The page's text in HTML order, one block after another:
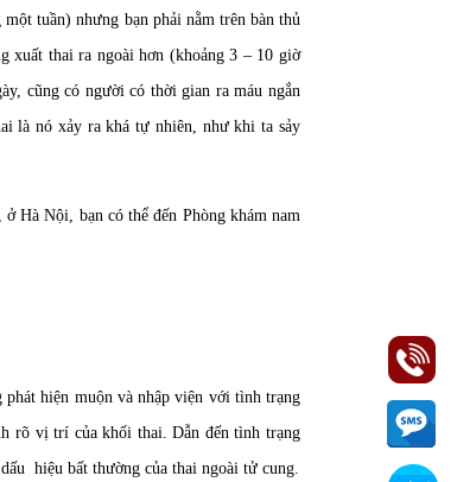
tuần) nhưng bạn phải nằm trên bàn thủ
xuất thai ra ngoài hơn (khoảng 3 – 10 giờ
cũng có người có thời gian ra máu ngắn
là nó xảy ra khá tự nhiên, như khi ta sảy
Hà Nội, bạn có thể đến Phòng khám nam
hiện muộn và nhập viện với tình trạng
rõ vị trí của khối thai. Dẫn đến tình trạng
hiệu bất thường của thai ngoài tử cung.